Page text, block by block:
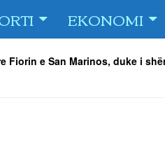
EKONOMI
Fiorin e San Marinos, duke i
Orhan Abdi -06/08/2026
këta lojtarë